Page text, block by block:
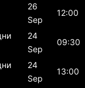
26
Sep
12:00
24
Sep
09:30
24
Sep
13:00